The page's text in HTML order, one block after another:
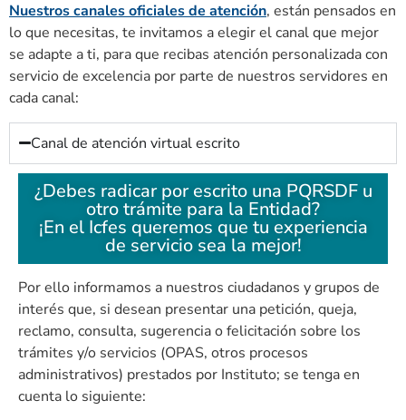
Nuestros canales oficiales de atención, están pensados en
lo que necesitas, te invitamos a elegir el canal que mejor
se adapte a ti, para que recibas atención personalizadacon
servicio de excelencia por parte de nuestros servidores en
cada canal:
Canal de atención virtual escrito
¿Debes radicar por escrito una PQRSDF u
otro trámite para la Entidad?
¡En el Icfes queremos que tu experiencia
de servicio sea la mejor!
Por ello informamos a nuestros ciudadanos y grupos de
interés que, si desean presentar una petición, queja,
reclamo, consulta, sugerencia o felicitación sobre los
trámites y/o servicios (OPAS, otros procesos
administrativos) prestados por Instituto; se tenga en
cuenta lo siguiente: